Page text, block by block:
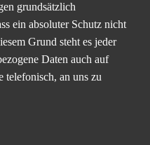
grundsätzlich
ein absoluter Schutz nicht
Grund steht es jeder
Daten auch auf
telefonisch, an uns zu